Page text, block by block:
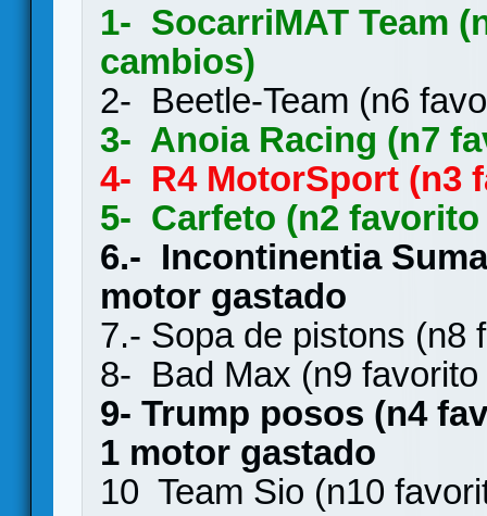
1- SocarriMAT Team
cambios)
2- Beetle-Team
3- Anoia Racing
4- R4 MotorSport
5- Carfeto (n2
6.- Incontinentia
motor gastado
7.- Sopa de pistons
8- Bad Max (n9
9- Trump posos
1 motor gastado
10 Team Sio